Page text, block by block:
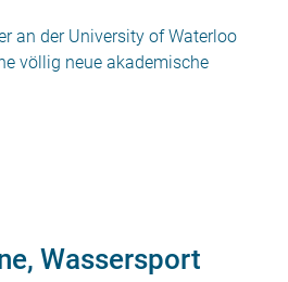
an der University of Waterloo
völlig neue akademische
Wassersport